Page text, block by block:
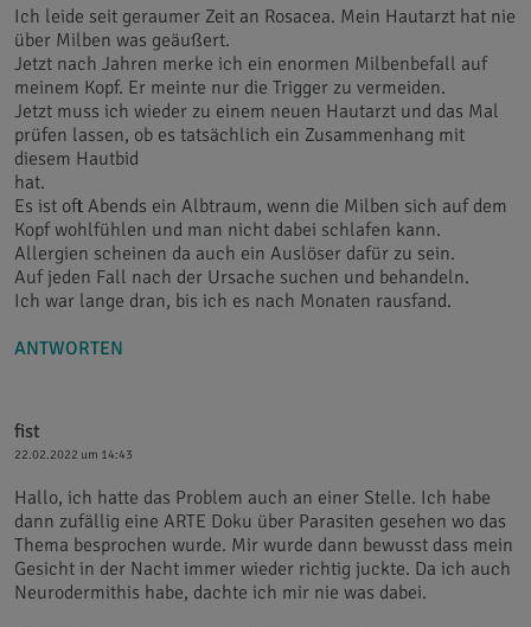
Ich leide seit geraumer Zeit an Rosacea. Mein Hautarzt hat nie
über Milben was geäußert.
Jetzt nach Jahren merke ich ein enormen Milbenbefall auf
meinem Kopf. Er meinte nur die Trigger zu vermeiden.
Jetzt muss ich wieder zu einem neuen Hautarzt und das Mal
prüfen lassen, ob es tatsächlich ein Zusammenhang mit
diesem Hautbid
hat.
Es ist oft Abends ein Albtraum, wenn die Milben sich auf dem
Kopf wohlfühlen und man nicht dabei schlafen kann.
Allergien scheinen da auch ein Auslöser dafür zu sein.
Auf jeden Fall nach der Ursache suchen und behandeln.
Ich war lange dran, bis ich es nach Monaten rausfand.
ANTWORTEN
fist
22.02.2022 um 14:43
Hallo, ich hatte das Problem auch an einer Stelle. Ich habe
dann zufällig eine ARTE Doku über Parasiten gesehen wo das
Thema besprochen wurde. Mir wurde dann bewusst dass mein
Gesicht in der Nacht immer wieder richtig juckte. Da ich auch
Neurodermithis habe, dachte ich mir nie was dabei.